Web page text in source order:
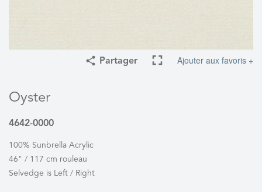
Partager Ajouter aux favoris +
Oyster
4642-0000
100% Sunbrella Acrylic
46" / 117 cm rouleau
Selvedge is Left / Right